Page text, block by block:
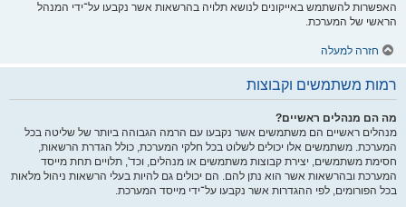
האפשרות להשתמש באייקונים לנושא תלויה בהרשאות אשר נקבעו על־ידי המנהל
הראשי של המערכת.
חזרה למעלה
רמות משתמשים וקבוצות
מה הם מנהלים ראשיים?
מנהלים ראשיים הם משתמשים אשר נקבעו עם הרמה הגבוהה ביותר של שליטה בכל
המערכת. משתמשים אלו יכולים לשלוט בכל חלקי המערכת, כולל הגדרת הרשאות,
חסימת משתמשים, יצירת קבוצות משתמשים או מנהלים, וכד', תלויים תחת מייסד
המערכת ובהרשאות אשר הוא נתן להם. הם יכולים גם להיות בעלי הרשאות ניהול מלאות
בכל הפורומים, לפי ההגדרות אשר נקבעו על־ידי מייסד המערכת.